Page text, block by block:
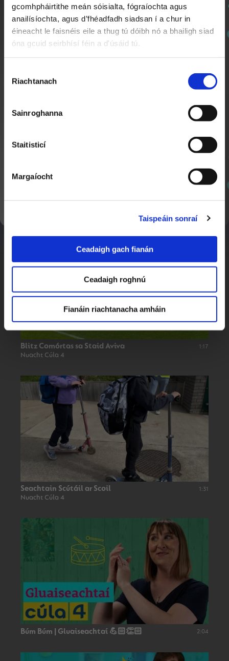
gcomhpháirtithe meán sóisialta, fógraíochta agus
anailísíochta, agus d’fhéadfadh siadsan í a chur in
éineacht le faisnéis eile a thug tú dóibh nó a bhailigh siad
óna gcuid seirbhísí féin a d'úsáid tú.
Toilithe
Riachtanach
Sainroghanna
Staitisticí
Margaíocht
Taispeáin sonraí
Ceadaigh gach fianán
Ceadaigh roghnú
Fianáin riachtanacha amháin
Blitz Comórtas sa Staid Aviva
Nuacht Cúla 4
1:17
Seachtain Scútáil ar Scoil
Nuacht Cúla 4
1:31
Búm Búm | Gluaiseachtaí 💪🏻👏🏻 2:04
Nuachtlitir